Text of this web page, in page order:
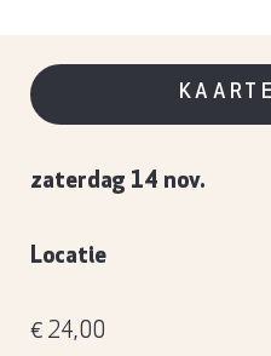
zaterdag 14 nov.
Locatie
€ 24,00